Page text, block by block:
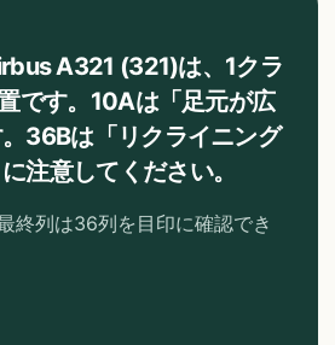
A321 (321)は、1クラ
です。10Aは「足元が広
36Bは「リクライニング
注意してください。
終列は36列を目印に確認でき